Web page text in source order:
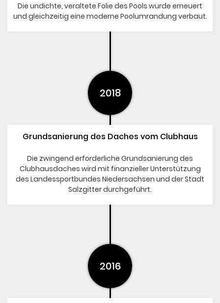
Die undichte, veraltete Folie des Pools wurde erneuert
und gleichzeitig eine moderne Poolumrandung verbaut.
2018
Grundsanierung des Daches vom Clubhaus
Die zwingend erforderliche Grundsanierung des
Clubhausdaches wird mit finanzieller Unterstützung
des Landessportbundes Niedersachsen und der Stadt
Salzgitter durchgeführt.
2016